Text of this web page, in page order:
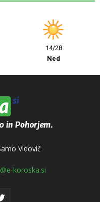
14/28
Ned
Vidovič
koroska.si